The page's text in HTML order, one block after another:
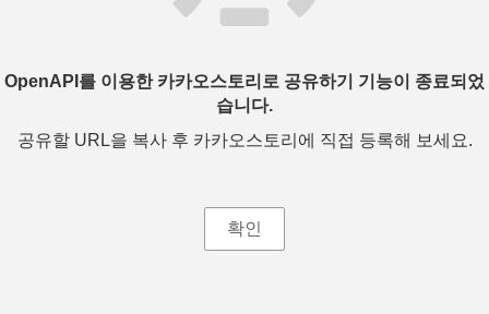
OpenAPI를 이용한 카카오스토리로 공유하기 기능이 종료되었
습니다.
공유할 URL을 복사 후 카카오스토리에 직접 등록해 보세요.
확인